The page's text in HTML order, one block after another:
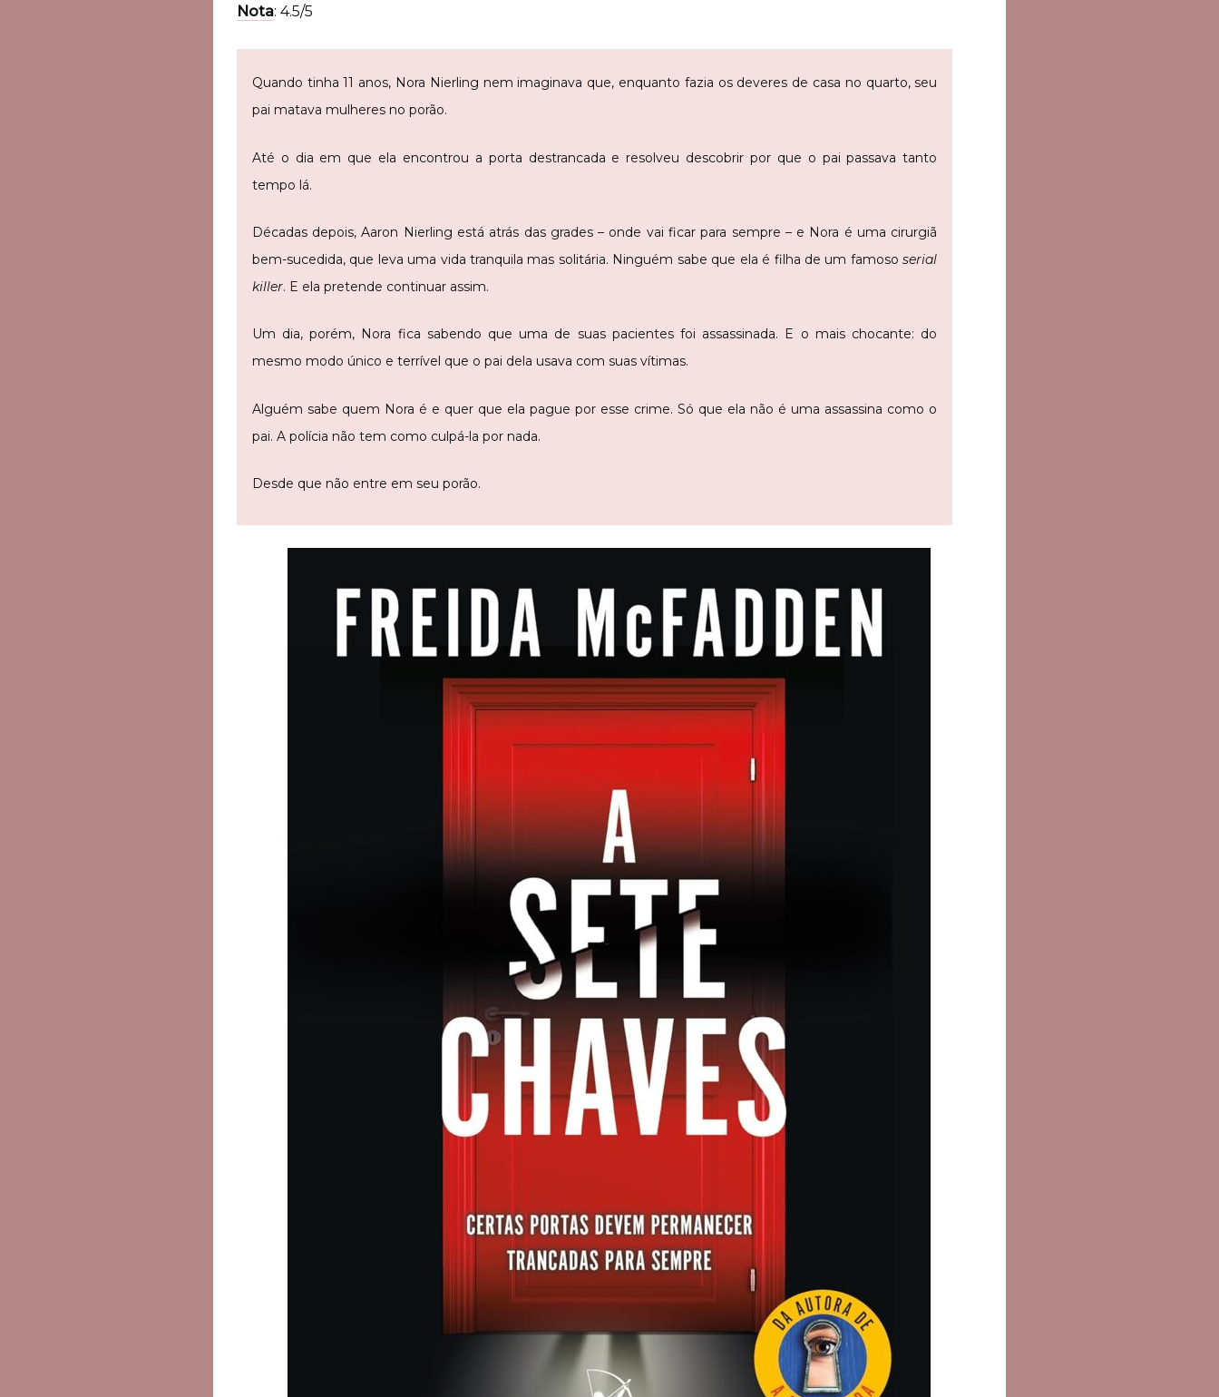
Nota: 4.5/5
Quando tinha 11 anos, Nora Nierling nem imaginava que, enquanto fazia os deveres de casa no quarto, seu
pai matava mulheres no porão.
Até o dia em que ela encontrou a porta destrancada e resolveu descobrir por que o pai passava tanto
tempo lá.
Décadas depois, Aaron Nierling está atrás das grades – onde vai ficar para sempre – e Nora é uma cirurgiã
bem-sucedida, que leva uma vida tranquila mas solitária. Ninguém sabe que ela é filha de um famososerial
killer. E ela pretende continuar assim.
Um dia, porém, Nora fica sabendo que uma de suas pacientes foi assassinada. E o mais chocante: do
mesmo modo único e terrível que o pai dela usava com suas vítimas.
Alguém sabe quem Nora é e quer que ela pague por esse crime. Só que ela não é uma assassina como o
pai. A polícia não tem como culpá-la por nada.
Desde que não entre em seu porão.